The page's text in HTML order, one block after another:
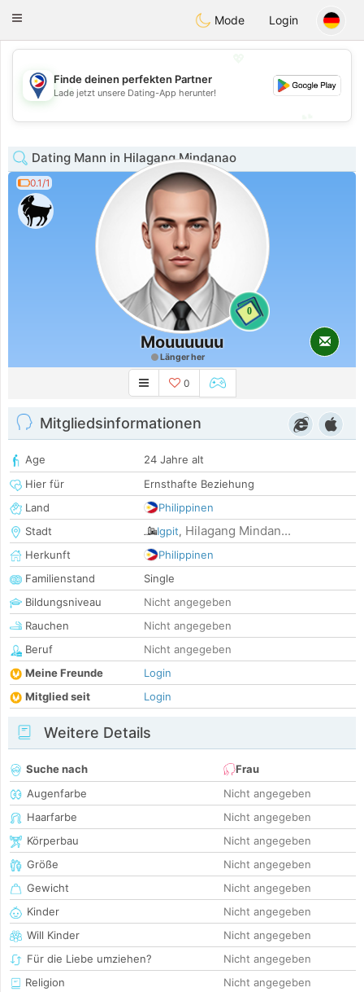
Philippines Chat
Toggle
Mode Login
💖
💕
Finde deinen perfekten Partner
Lade jetzt unsere Dating-App herunter!
Dating Mann in Hilagang Mindanao
0.1/1
0
Mouuuuuu
Länger her
0
Mitgliedsinformationen
Age
24 Jahre alt
Hier für
Ernsthafte Beziehung
Land
Philippinen
Stadt
Igpit, Hilagang Mindan...
Herkunft
Philippinen
Familienstand
Single
Bildungsniveau
Nicht angegeben
Rauchen
Nicht angegeben
Beruf
Nicht angegeben
Meine Freunde
Login
Mitglied seit
Login
Weitere Details
Suche nach
Frau
Augenfarbe
Nicht angegeben
Haarfarbe
Nicht angegeben
Körperbau
Nicht angegeben
Größe
Nicht angegeben
Gewicht
Nicht angegeben
Kinder
Nicht angegeben
Will Kinder
Nicht angegeben
Für die Liebe umziehen?
Nicht angegeben
Religion
Nicht angegeben